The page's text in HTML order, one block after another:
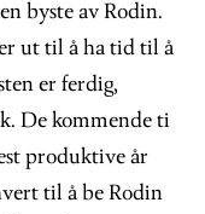
byste av Rodin.
ut til å ha tid til å
er ferdig,
De kommende ti
produktive år
til å be Rodin